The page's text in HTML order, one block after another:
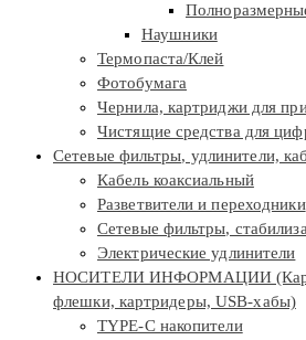
Наушники
Термопаста/Клей
Фотобумага
Чернила, картриджи для
Чистящие средства для
Сетевые фильтры, удлинители,
Кабель коаксиальный
Разветвители и переходники
Сетевые фильтры,
Электрические удлинители
НОСИТЕЛИ ИНФОРМАЦИИ
флешки, картридеры, USB-хабы)
TYPE-C накопители